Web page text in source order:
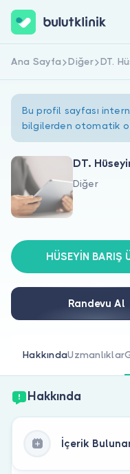
Hakkımızda
Doktorlar için
Doktor
Hemen Kaydol
Ana Sayfa Diğer DT.
Bu profil sayfası
bilgilerden otomatik
DT.
Diğer
HÜSEYİN BARIŞ
Randevu Al
HakkındaUzmanlıklar
Hakkında
İçerik